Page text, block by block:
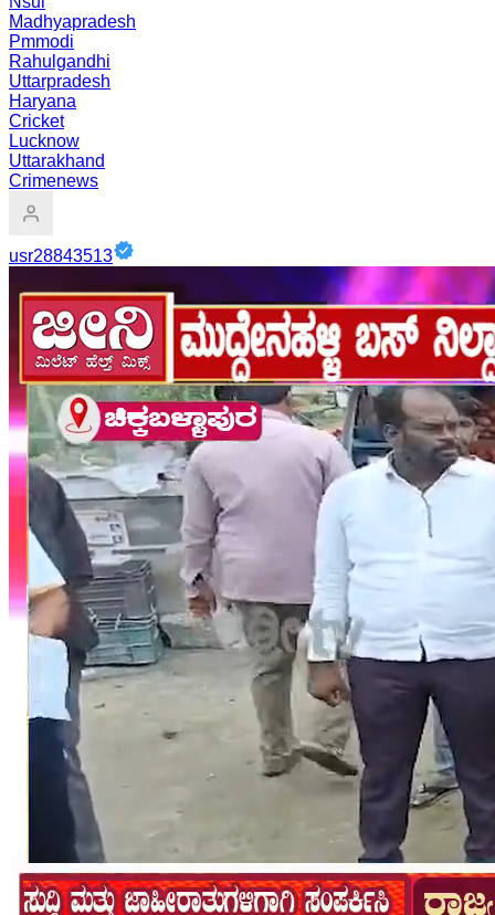
Madhyapradesh
Pmmodi
Rahulgandhi
Uttarpradesh
Haryana
Cricket
Lucknow
Uttarakhand
Crimenews
usr28843513